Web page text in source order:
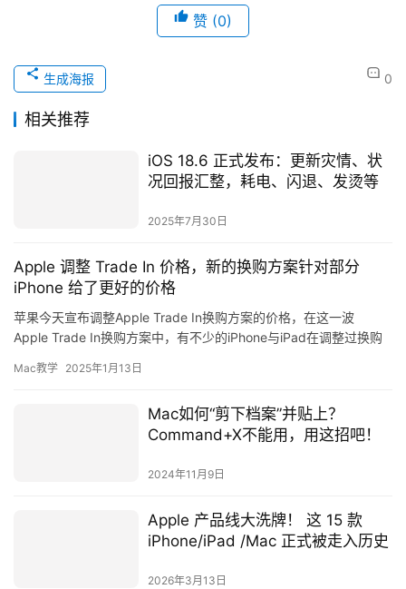
赞 (0)
0
生成海报
相关推荐
iOS 18.6 正式发布：更新灾情、状
况回报汇整，耗电、闪退、发烫等
2025年7月30日
Apple 调整 Trade In 价格，新的换购方案针对部分
iPhone 给了更好的价格
苹果今天宣布调整Apple Trade In换购方案的价格，在这一波
Apple Trade In换购方案中，有不少的iPhone与iPad在调整过换购
Mac教学 2025年1月13日
Mac如何“剪下档案”并贴上？
Command+X不能用，用这招吧！
2024年11月9日
Apple 产品线大洗牌！ 这 15 款
iPhone/iPad /Mac 正式被走入历史
2026年3月13日